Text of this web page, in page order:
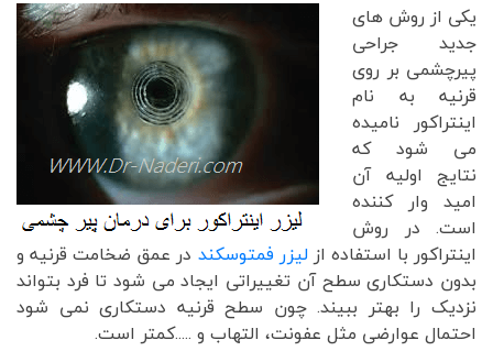
یکی از روش های
جدید جراحی
پیرچشمی بر روی
قرنیه به نام
اینتراکور نامیده
می شود که
نتایج اولیه آن
امید وار کننده
است. در روش
اینتراکور با استفاده از لیزر فمتوسکند در عمق ضخامت قرنیه و
بدون دستکاری سطح آن تغییراتی ایجاد می شود تا فرد بتواند
نزدیک را بهتر ببیند. چون سطح قرنیه دستکاری نمی شود
احتمال عوارضی مثل عفونت، التهاب و .....کمتر است.